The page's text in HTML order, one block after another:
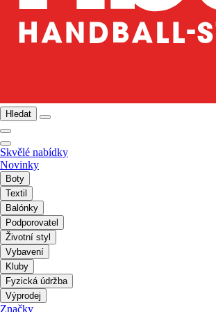
Hledat
Skvělé nabídky
Novinky
Boty
Textil
Balónky
Podporovatel
Životní styl
Vybavení
Kluby
Fyzická údržba
Výprodej
Značky